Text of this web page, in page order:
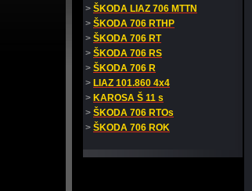
> ŠKODA LIAZ 706 MTTN
> ŠKODA 706 RTHP
> ŠKODA 706 RT
> ŠKODA 706 RS
> ŠKODA 706 R
> LIAZ 101.860 4x4
> KAROSA Š 11 s
> ŠKODA 706 RTOs
> ŠKODA 706 ROK